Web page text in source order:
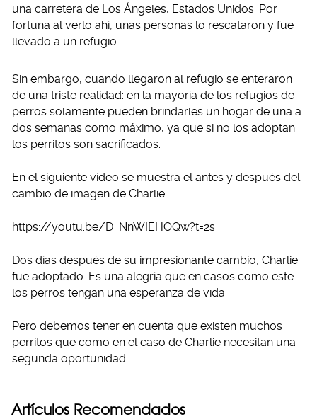
una carretera de Los Ángeles, Estados Unidos. Por
fortuna al verlo ahí, unas personas lo rescataron y fue
llevado a un refugio.
Sin embargo, cuando llegaron al refugio se enteraron
de una triste realidad: en la mayoría de los refugios de
perros solamente pueden brindarles un hogar de una a
dos semanas como máximo, ya que si no los adoptan
los perritos son sacrificados.
En el siguiente vídeo se muestra el antes y después del
cambio de imagen de Charlie.
https://youtu.be/D_NnWIEHOQw?t=2s
Dos días después de su impresionante cambio, Charlie
fue adoptado. Es una alegría que en casos como este
los perros tengan una esperanza de vida.
Pero debemos tener en cuenta que existen muchos
perritos que como en el caso de Charlie necesitan una
segunda oportunidad.
Artículos Recomendados